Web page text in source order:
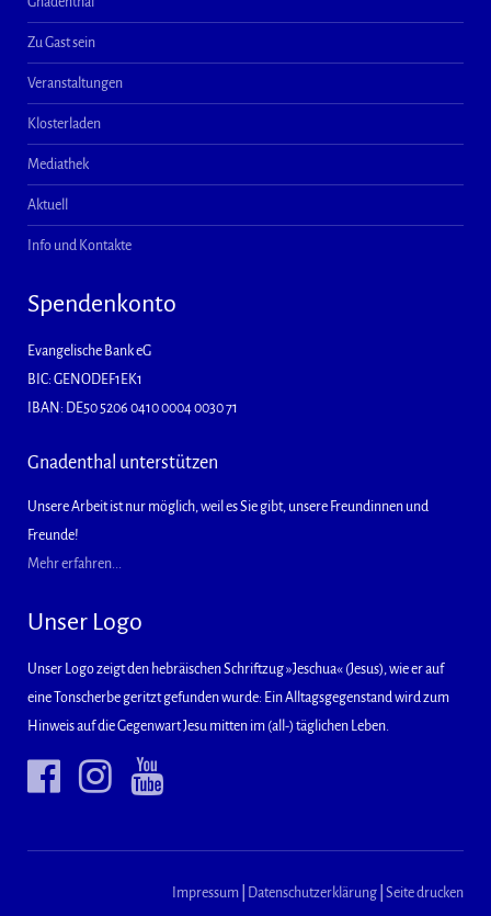
Zu Gast sein
Veranstaltungen
Klosterladen
Mediathek
Aktuell
Info und Kontakte
Spendenkonto
Evangelische Bank eG
BIC: GENODEF1EK1
IBAN: DE50 5206 0410 0004 0030 71
Gnadenthal unterstützen
Unsere Arbeit ist nur möglich, weil es Sie gibt, unsere Freundinnen und
Freunde!
Mehr erfahren...
Unser Logo
Unser Logo zeigt den hebräischen Schriftzug »Jeschua« (Jesus), wie er auf
eine Tonscherbe geritzt gefunden wurde: Ein Alltagsgegenstand wird zum
Hinweis auf die Gegenwart Jesu mitten im (all-) täglichen Leben.
Impressum Datenschutzerklärung Seite drucken